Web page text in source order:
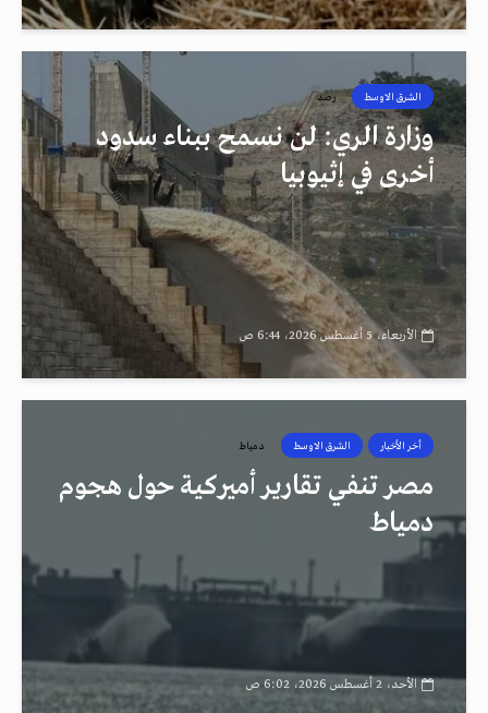
الشرق الاوسط رصد
وزارة الري: لن نسمح ببناء سدود
أخرى في إثيوبيا
الأربعاء، 5 أغسطس 2026، 6:44 ص
أخر الأخبار الشرق الاوسط دمياط
مصر تنفي تقارير أميركية حول هجوم
دمياط
الأحد، 2 أغسطس 2026، 6:02 ص